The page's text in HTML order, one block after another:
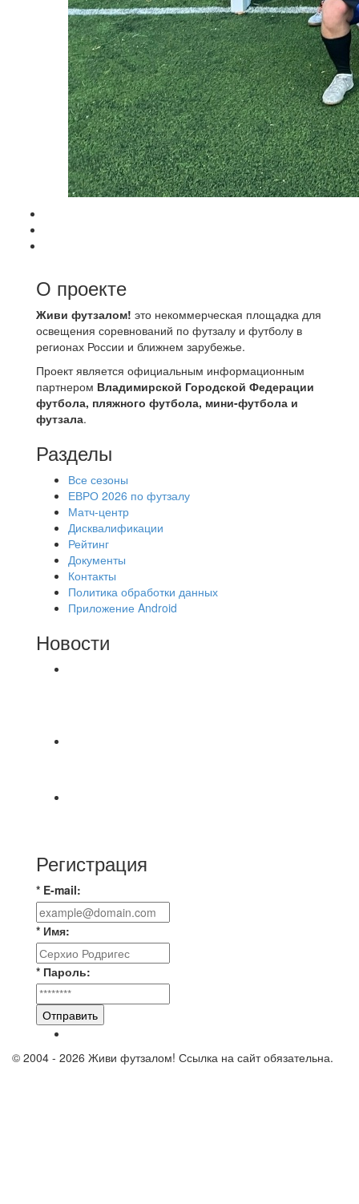
О проекте
Живи футзалом! это некоммерческая площадка для
освещения соревнований по футзалу и футболу в
регионах России и ближнем зарубежье.
Проект является официальным информационным
партнером Владимирской Городской Федерации
футбола, пляжного футбола, мини-футбола и
футзала.
Разделы
Все сезоны
ЕВРО 2026 по футзалу
Матч-центр
Дисквалификации
Рейтинг
Документы
Контакты
Политика обработки данных
Приложение Android
Новости
Регистрация
* E-mail:
* Имя:
* Пароль:
Отправить
© 2004 - 2026 Живи футзалом! Ссылка на сайт обязательна.